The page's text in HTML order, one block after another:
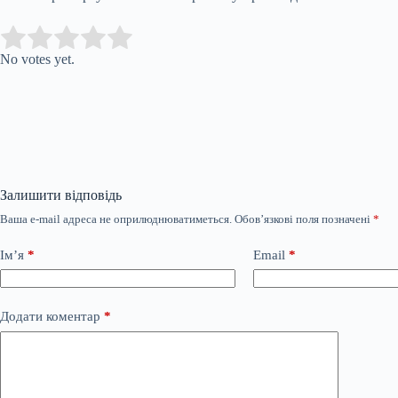
Rate this item:
No votes yet.
Залишити відповідь
Ваша e-mail адреса не оприлюднюватиметься. Обов’язкові поля позначені *
Ім’я * Email *
Додати коментар *